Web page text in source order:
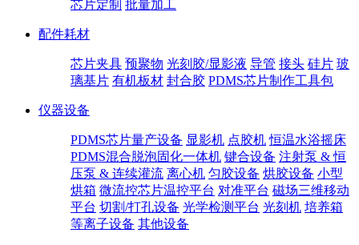
芯片定制 批量加工
配件耗材
芯片夹具 预聚物 光刻胶/显影液 导管 接头 硅片 玻
璃基片 有机板材 封合胶 PDMS芯片制作工具包
仪器设备
PDMS芯片量产设备 显影机 点胶机 恒温水浴摇床
PDMS混合脱泡固化一体机 键合设备 注射泵 & 恒
压泵 & 连续灌流 离心机 匀胶设备 烘胶设备 小型
烘箱 微流控芯片温控平台 对准平台 磁场三维移动
平台 切割/打孔设备 光学检测平台 光刻机 培养箱
等离子设备 其他设备